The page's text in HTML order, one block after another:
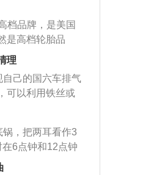
档品牌，是美国
是高档轮胎品
胎都有生产，这
场。
理
己的国六车排气
可以利用铁丝或
给取出来，如果
可以采取应急措
用木棍将所有的
位置处，然后将
可以将堵塞的东
，把两耳看作3
6点钟和12点钟
、双手握住